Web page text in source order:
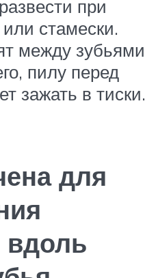
при
стамески.
между зубьями
пилу перед
зажать в тиски.
для